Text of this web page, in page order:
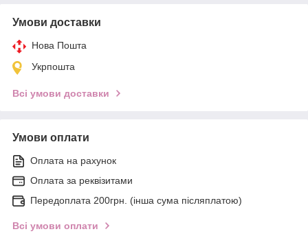
Умови доставки
Нова Пошта
Укрпошта
Всі умови доставки
Умови оплати
Оплата на рахунок
Оплата за реквізитами
Передоплата 200грн. (інша сума післяплатою)
Всі умови оплати